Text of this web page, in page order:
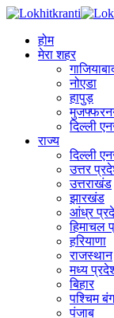
होम
मेरा शहर
नोएडा
हापुड़
दिल्ली
राज्य
दिल्ली
उत्तर
उत्तराखंड
झारखंड
आंध्र
हिमाचल
हरियाणा
राजस्थान
मध्य
बिहार
पश्चिम
पंजाब